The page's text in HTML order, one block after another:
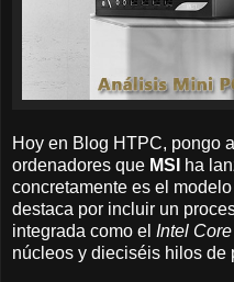
Hoy en Blog HTPC, pongo
ordenadores que MSI
ha
concretamente es el modelo
destaca por incluir un
integrada como el Intel
núcleos y dieciséis hilos de